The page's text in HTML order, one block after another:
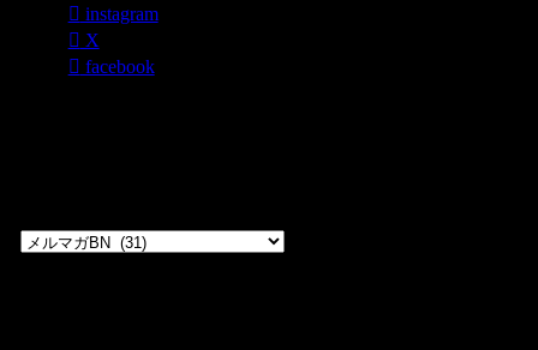
instagram
X
facebook
過